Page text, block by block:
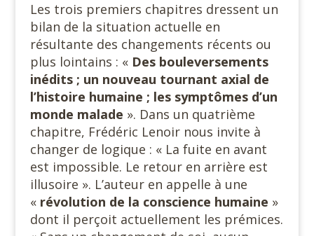
Les trois premiers chapitres dressent un
bilan de la situation actuelle en
résultante des changements récents ou
plus lointains : « Des bouleversements
inédits ; un nouveau tournant axial de
l’histoire humaine ; les symptômes d’un
monde malade ». Dans un quatrième
chapitre, Frédéric Lenoir nous invite à
changer de logique : « La fuite en avant
est impossible. Le retour en arrière est
illusoire ». L’auteur en appelle à une
« révolution de la conscience humaine »
dont il perçoit actuellement les prémices.